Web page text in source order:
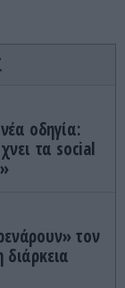
οδηγία:
τα social
τον